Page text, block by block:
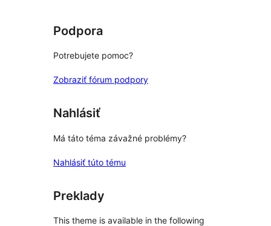
Podpora
Potrebujete pomoc?
Zobraziť fórum podpory
Nahlásiť
Má táto téma závažné problémy?
Nahlásiť túto tému
Preklady
This theme is available in the following